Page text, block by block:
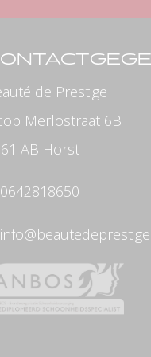
de Prestige
Merlostraat 6B
AB Horst
0642818650